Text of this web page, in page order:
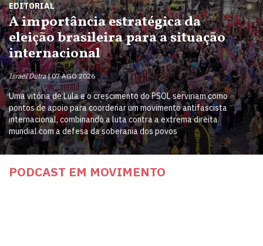
EDITORIAL
A importância estratégica da
eleição brasileira para a situação
internacional
Israel Dutra 07 AGO 2026
Uma vitória de Lula e o crescimento do PSOL serviriam como
pontos de apoio para coordenar um movimento antifascista
internacional, combinando a luta contra a extrema direita
mundial com a defesa da soberania dos povos
PODCAST EM MOVIMENTO